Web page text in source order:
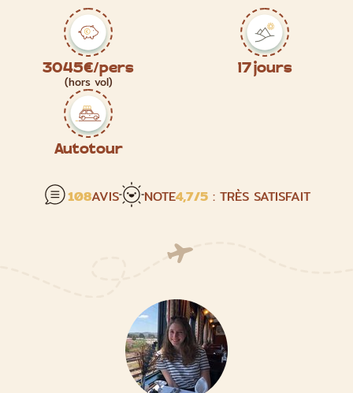
3045€/pers
(hors vol)
17 jours
Autotour
108AVIS NOTE4,7/5 : TRÈS SATISFAIT